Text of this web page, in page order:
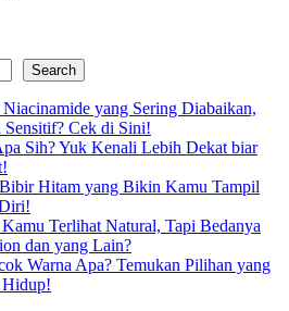
Search
yang Sering Diabaikan,
Cek di Sini!
Sih? Yuk Kenali Lebih Dekat biar
Hitam yang Bikin Kamu Tampil
Terlihat Natural, Tapi Bedanya
dan yang Lain?
Warna Apa? Temukan Pilihan yang